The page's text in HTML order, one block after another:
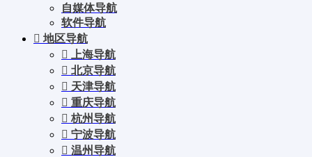
自媒体导航
软件导航
地区导航
上海导航
北京导航
天津导航
重庆导航
杭州导航
宁波导航
温州导航